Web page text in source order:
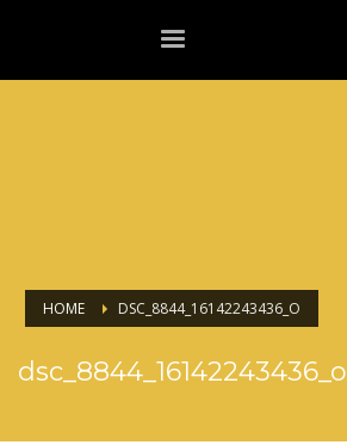
HOME DSC_8844_16142243436_O
dsc_8844_16142243436_o